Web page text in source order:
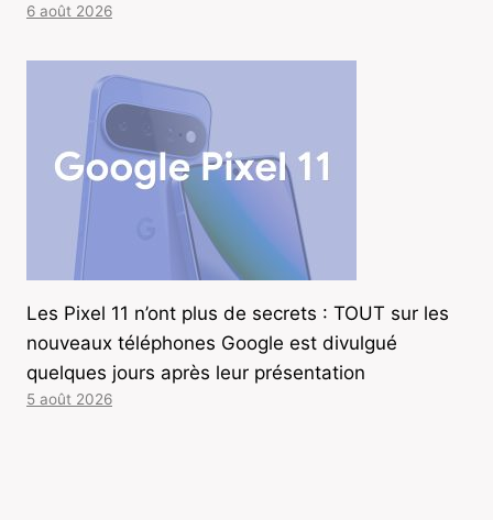
6 août 2026
Les Pixel 11 n’ont plus de secrets : TOUT sur les
nouveaux téléphones Google est divulgué
quelques jours après leur présentation
5 août 2026